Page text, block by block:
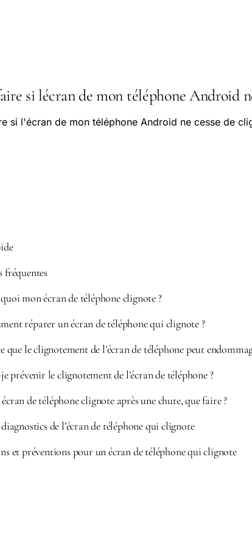
si lécran de mon téléphone Android
si l'écran de mon téléphone Android ne cesse de
fréquentes
mon écran de téléphone clignote ?
réparer un écran de téléphone qui clignote ?
que le clignotement de l’écran de téléphone peut
prévenir le clignotement de l’écran de téléphone ?
de téléphone clignote après une chute, que faire ?
diagnostics de l’écran de téléphone qui clignote
et préventions pour un écran de téléphone qui clignote